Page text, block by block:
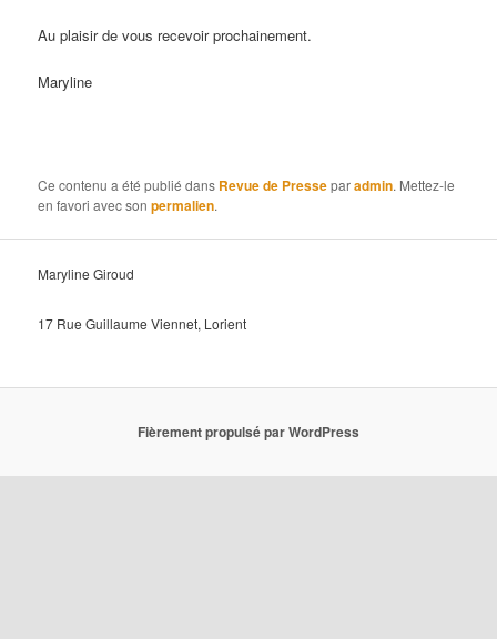
Au plaisir de vous recevoir prochainement.
Maryline
Ce contenu a été publié dans Revue de Presseparadmin. Mettez-le
en favori avec sonpermalien.
Maryline Giroud
17 Rue Guillaume Viennet, Lorient
Fièrement propulsé par WordPress